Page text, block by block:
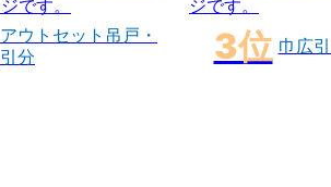
アウトセット吊戸・
引分
巾広